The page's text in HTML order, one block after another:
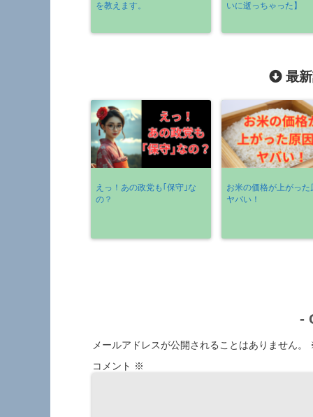
を教えます。
いに逝っちゃった】
最
えっ！あの政党も｢保守｣な
の？
お米の価格が上がった
ヤバい！
-
メールアドレスが公開されることはありません。
コメント ※